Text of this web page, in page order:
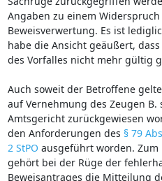
Angaben zu einem
Beweisverwertung. Es ist
habe die Ansicht geäußert,
des Vorfalles nicht mehr gültig
Auch soweit der Betroffene
auf Vernehmung des Zeugen
Amtsgericht zurückgewiesen
den Anforderungen des § 79
2 StPO ausgeführt worden.
gehört bei der Rüge der
Beweisantrages die Mitteilung